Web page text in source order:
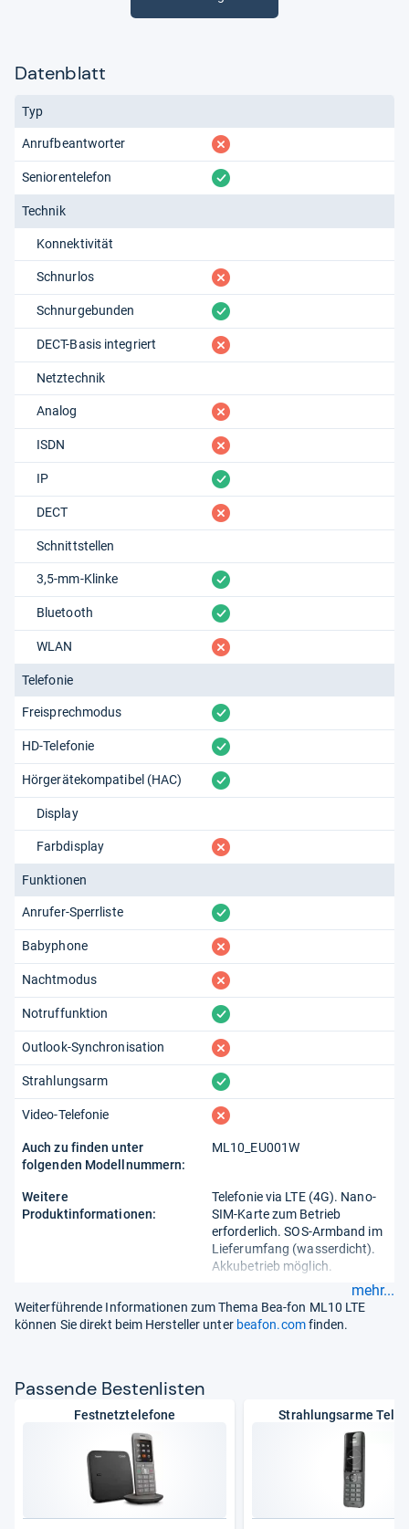
Datenblatt
Typ
Anrufbeantworter fehlt
Seniorentelefon vorhanden
Technik
Konnektivität
Schnurlos fehlt
Schnurgebunden vorhanden
DECT-Basis integriert fehlt
Netztechnik
Analog fehlt
ISDN fehlt
IP vorhanden
DECT fehlt
Schnittstellen
3,5-mm-Klinke vorhanden
Bluetooth vorhanden
WLAN fehlt
Telefonie
Freisprechmodus vorhanden
HD-Telefonie vorhanden
Hörgerätekompatibel (HAC) vorhanden
Display
Farbdisplay fehlt
Funktionen
Anrufer-Sperrliste vorhanden
Babyphone fehlt
Nachtmodus fehlt
Notruffunktion vorhanden
Outlook-Synchronisation fehlt
Strahlungsarm vorhanden
Video-Telefonie fehlt
Auch zu finden unter
folgenden Modellnummern:
ML10_EU001W
Weitere
Produktinformationen:
Telefonie via LTE (4G). Nano-
SIM-Karte zum Betrieb
erforderlich. SOS-Armband im
Lieferumfang (wasserdicht).
Akkubetrieb möglich.
mehr...
Weiterführende Informationen zum Thema Bea-fon ML10 LTE
können Sie direkt beim Hersteller unter beafon.comfinden.
Pas­sende Bes­ten­lis­ten
Festnetztelefone Strahlungsarme